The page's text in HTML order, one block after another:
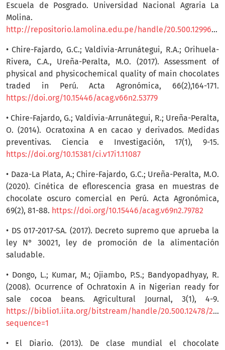
Escuela de Posgrado. Universidad Nacional Agraria La
Molina.
http://repositorio.lamolina.edu.pe/handle/20.500.12996/4098
• Chire-Fajardo, G.C.; Valdivia-Arrunátegui, R.A.; Orihuela-
Rivera, C.A., Ureña-Peralta, M.O. (2017). Assessment of
physical and physicochemical quality of main chocolates
traded in Perú. Acta Agronómica, 66(2),164-171.
https://doi.org/10.15446/acag.v66n2.53779
• Chire-Fajardo, G.; Valdivia-Arrunátegui, R.; Ureña-Peralta,
O. (2014). Ocratoxina A en cacao y derivados. Medidas
preventivas. Ciencia e Investigación, 17(1), 9-15.
https://doi.org/10.15381/ci.v17i1.11087
• Daza-La Plata, A.; Chire-Fajardo, G.C.; Ureña-Peralta, M.O.
(2020). Cinética de eflorescencia grasa en muestras de
chocolate oscuro comercial en Perú. Acta Agronómica,
69(2), 81-88. https://doi.org/10.15446/acag.v69n2.79782
• DS 017-2017-SA. (2017). Decreto supremo que aprueba la
ley N° 30021, ley de promoción de la alimentación
saludable.
• Dongo, L.; Kumar, M.; Ojiambo, P.S.; Bandyopadhyay, R.
(2008). Ocurrence of Ochratoxin A in Nigerian ready for
sale cocoa beans. Agricultural Journal, 3(1), 4-9.
https://biblio1.iita.org/bitstream/handle/20.500.12478/
sequence=1
• El Diario. (2013). De clase mundial el chocolate